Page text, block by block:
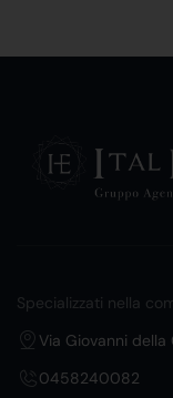
Specializzati nella
Via Giovanni della
0458240082